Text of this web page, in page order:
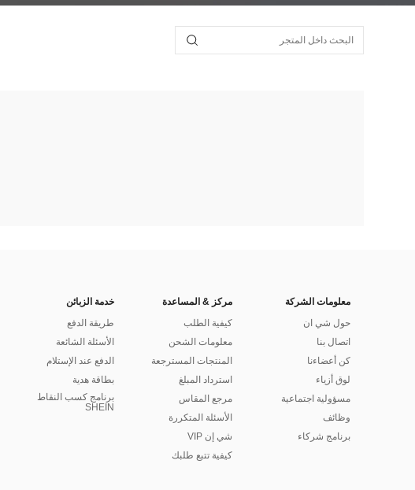
معلومات الشركة
حول شي ان
اتصال بنا
كن أعضاءنا
لوق أزياء
مسؤولية اجتماعية
وظائف
برنامج شركاء
مركز & المساعدة
كيفية الطلب
معلومات الشحن
المنتجات المسترجعة
استرداد المبلغ
مرجع المقاس
الأسئلة المتكررة
شي إن VIP
كيفية تتبع طلبك
خدمة الزبائن
طريقة الدفع
الأسئلة الشائعة
الدفع عند الإستلام
بطاقة هدية
برنامج كسب النقاط
SHEIN